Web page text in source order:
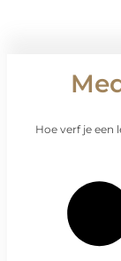
Hoe verf je een